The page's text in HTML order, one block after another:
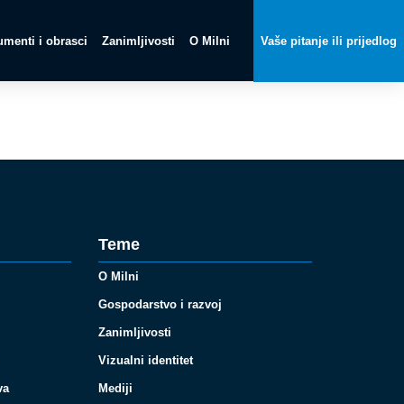
i obrasci Zanimljivosti O Milni Vaše pitanje ili prijedlog
Teme
O Milni
Gospodarstvo i razvoj
Zanimljivosti
Vizualni identitet
Mediji